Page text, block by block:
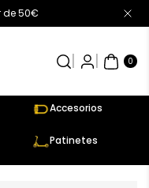
de 50€
0
AR
TÍC
UL
Accesorios
Patinetes